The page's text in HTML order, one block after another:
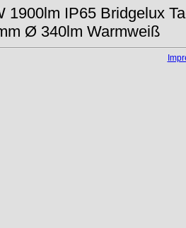
1900lm IP65 Bridgelux
Ø 340lm Warmweiß